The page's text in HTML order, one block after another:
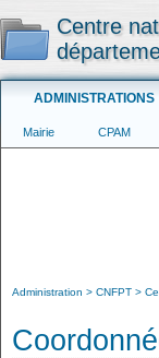
Centre
ADMINISTRATIONS
Mairie CPAM
Administration CNFPT